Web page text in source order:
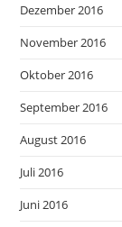
Dezember 2016
November 2016
Oktober 2016
September 2016
August 2016
Juli 2016
Juni 2016